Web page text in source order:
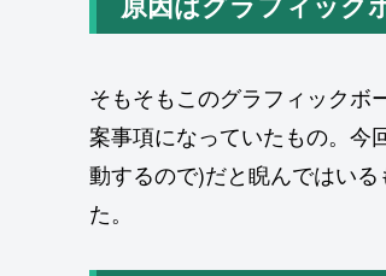
そもそもこのグラフィックボ
案事項になっていたもの。今
動するので)だと睨んではい
た。